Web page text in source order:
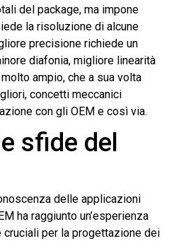
del package, ma impone
la risoluzione di alcune
precisione richiede un
diafonia, migliore linearità
ampio, che a sua volta
concetti meccanici
con gli OEM e così via.
sfide del
delle applicazioni
ha raggiunto un’esperienza
per la progettazione dei